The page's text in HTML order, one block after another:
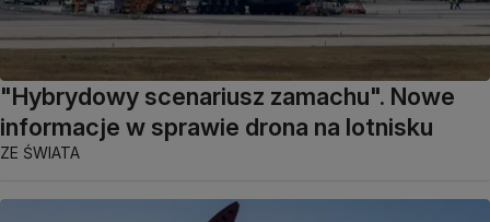
"Hybrydowy scenariusz zamachu". Nowe
informacje w sprawie drona na lotnisku
ZE ŚWIATA